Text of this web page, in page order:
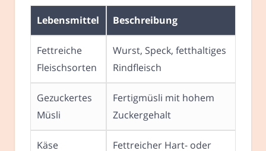
Lebensmittel Beschreibung
Fettreiche
Fleischsorten
Wurst, Speck, fetthaltiges
Rindfleisch
Gezuckertes
Müsli
Fertigmüsli mit hohem
Zuckergehalt
Käse Fettreicher Hart- oder